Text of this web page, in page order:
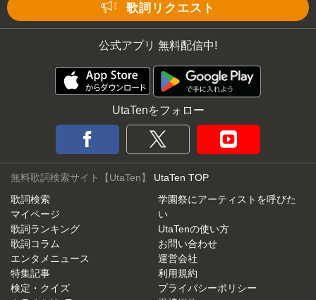
歌詞リクエスト
公式アプリ 無料配信中!
UtaTenをフォロー
無料歌詞検索サイト【UtaTen】 UtaTen TOP
歌詞検索
マイページ
歌詞ランキング
歌詞コラム
エンタメニュース
特集記事
検定・クイズ
学園祭にアーティストを呼びた
い
UtaTenの使い方
お問い合わせ
運営会社
利用規約
プライバシーポリシー